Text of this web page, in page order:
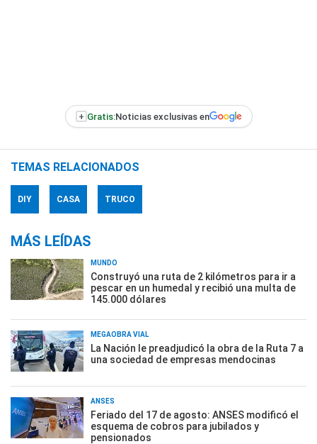
+ Gratis:Noticias exclusivas en
TEMAS RELACIONADOS
DIY CASA TRUCO
MÁS LEÍDAS
MUNDO
Construyó una ruta de 2 kilómetros para ir a
pescar en un humedal y recibió una multa de
145.000 dólares
MEGAOBRA VIAL
La Nación le preadjudicó la obra de la Ruta 7 a
una sociedad de empresas mendocinas
ANSES
Feriado del 17 de agosto: ANSES modificó el
esquema de cobros para jubilados y
pensionados